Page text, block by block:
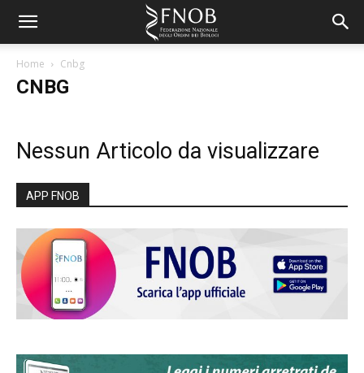
Home Cnbg
CNBG
Nessun Articolo da visualizzare
APP FNOB